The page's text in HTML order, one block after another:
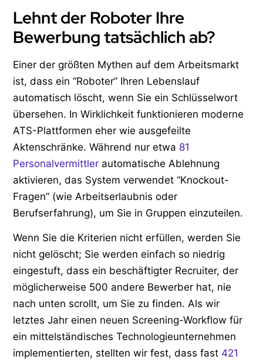
Lehnt der Roboter Ihre
Bewerbung tatsächlich ab?
Einer der größten Mythen auf dem Arbeitsmarkt
ist, dass ein “Roboter” Ihren Lebenslauf
automatisch löscht, wenn Sie ein Schlüsselwort
übersehen. In Wirklichkeit funktionieren moderne
ATS-Plattformen eher wie ausgefeilte
Aktenschränke. Während nur etwa 81
Personalvermittler automatische Ablehnung
aktivieren, das System verwendet “Knockout-
Fragen” (wie Arbeitserlaubnis oder
Berufserfahrung), um Sie in Gruppen einzuteilen.
Wenn Sie die Kriterien nicht erfüllen, werden Sie
nicht gelöscht; Sie werden einfach so niedrig
eingestuft, dass ein beschäftigter Recruiter, der
möglicherweise 500 andere Bewerber hat, nie
nach unten scrollt, um Sie zu finden. Als wir
letztes Jahr einen neuen Screening-Workflow für
ein mittelständisches Technologieunternehmen
implementierten, stellten wir fest, dass fast 421